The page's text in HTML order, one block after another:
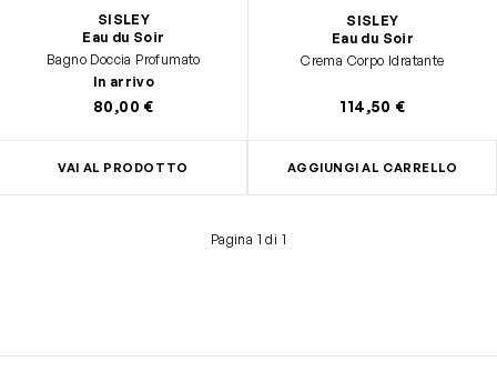
SISLEY
Eau du Soir
Bagno Doccia Profumato
In arrivo
80,00 €
VAI AL PRODOTTO
SISLEY
Eau du Soir
Crema Corpo Idratante
114,50 €
AGGIUNGI AL CARRELLO
Pagina 1 di 1